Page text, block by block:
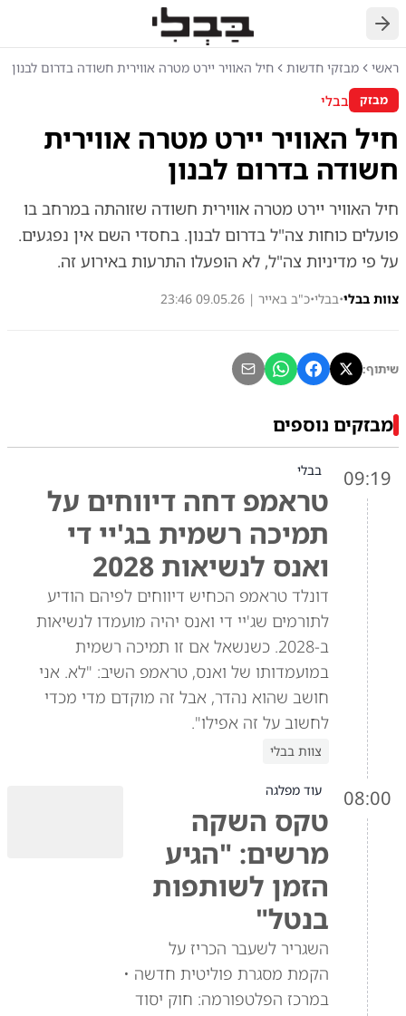
חזרה
ראשי מבזקי חדשות חיל האוויר יירט מטרה אווירית חשודה בדרום לבנון
מבזק בבלי
חיל האוויר יירט מטרה אווירית
חשודה בדרום לבנון
חיל האוויר יירט מטרה אווירית חשודה שזוהתה במרחב בו
פועלים כוחות צה"ל בדרום לבנון. בחסדי השם אין נפגעים.
על פי מדיניות צה"ל, לא הופעלו התרעות באירוע זה.
צוות בבלי•בבלי•כ"ב באייר | 09.05.26 23:46
שיתוף:
מבזקים נוספים
09:19 בבלי
טראמפ דחה דיווחים על
תמיכה רשמית בג'יי די
ואנס לנשיאות 2028
דונלד טראמפ הכחיש דיווחים לפיהם הודיע
לתורמים שג'יי די ואנס יהיה מועמדו לנשיאות
ב-2028. כשנשאל אם זו תמיכה רשמית
במועמדותו של ואנס, טראמפ השיב: "לא. אני
חושב שהוא נהדר, אבל זה מוקדם מדי מכדי
לחשוב על זה אפילו".
צוות בבלי
08:00 עוד מפלגה
טקס השקה
מרשים: "הגיע
הזמן לשותפות
בנטל"
השגריר לשעבר הכריז על
הקמת מסגרת פוליטית חדשה •
במרכז הפלטפורמה: חוק יסוד